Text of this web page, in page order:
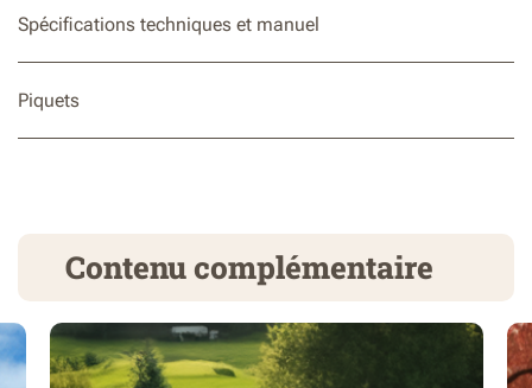
Spécifications techniques et manuel
Piquets
Contenu complémentaire